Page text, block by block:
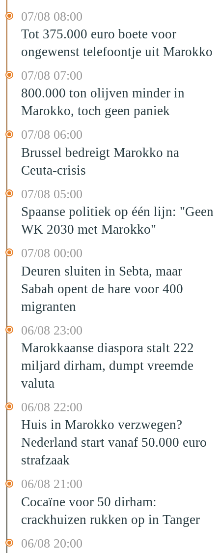
07/08 08:00
Tot 375.000 euro boete voor
ongewenst telefoontje uit Marokko
07/08 07:00
800.000 ton olijven minder in
Marokko, toch geen paniek
07/08 06:00
Brussel bedreigt Marokko na
Ceuta-crisis
07/08 05:00
Spaanse politiek op één lijn: "Geen
WK 2030 met Marokko"
07/08 00:00
Deuren sluiten in Sebta, maar
Sabah opent de hare voor 400
migranten
06/08 23:00
Marokkaanse diaspora stalt 222
miljard dirham, dumpt vreemde
valuta
06/08 22:00
Huis in Marokko verzwegen?
Nederland start vanaf 50.000 euro
strafzaak
06/08 21:00
Cocaïne voor 50 dirham:
crackhuizen rukken op in Tanger
06/08 20:00